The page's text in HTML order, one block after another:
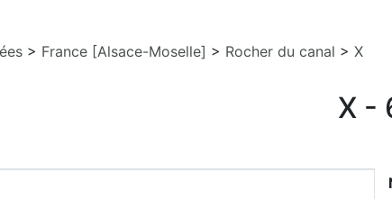
> France [Alsace-Moselle] > Rocher du canal > X
X -